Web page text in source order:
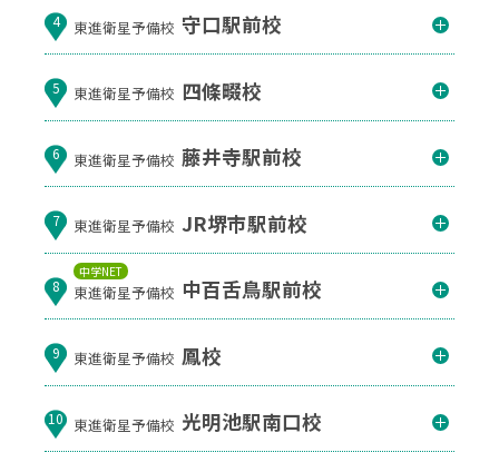
4 東進衛星予備校 守口駅前校
5 東進衛星予備校 四條畷校
6 東進衛星予備校 藤井寺駅前校
7 東進衛星予備校 JR堺市駅前校
中学NET
8 東進衛星予備校 中百舌鳥駅前校
9 東進衛星予備校 鳳校
10 東進衛星予備校 光明池駅南口校